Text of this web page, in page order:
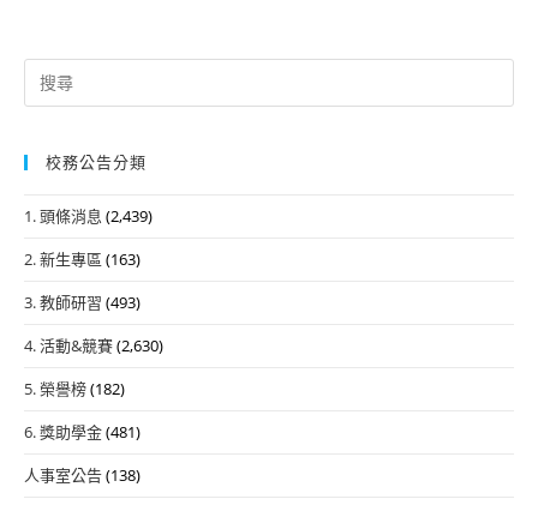
Search
for:
校務公告分類
1. 頭條消息 (2,439)
2. 新生專區 (163)
3. 教師研習 (493)
4. 活動&競賽(2,630)
5. 榮譽榜(182)
6. 獎助學金(481)
人事室公告(138)